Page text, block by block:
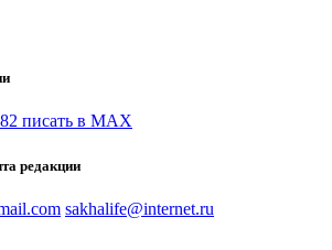
писать в MAX
редакции
sakhalife@internet.ru